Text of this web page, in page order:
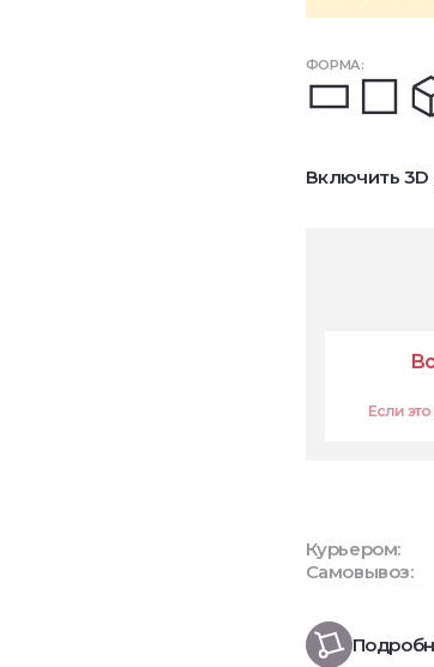
ФОРМА:
Включить 3D
Если
Курьером:
Самовывоз: